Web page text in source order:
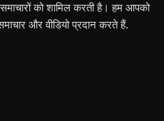
को शामिल करती है। हम आपको
और वीडियो प्रदान करते हैं.